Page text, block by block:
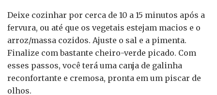
Deixe cozinhar por cerca de 10 a 15 minutos após a
fervura, ou até que os vegetais estejam macios e o
arroz/massa cozidos. Ajuste o sal e a pimenta.
Finalize com bastante cheiro-verde picado. Com
esses passos, você terá uma canja de galinha
reconfortante e cremosa, pronta em um piscar de
olhos.